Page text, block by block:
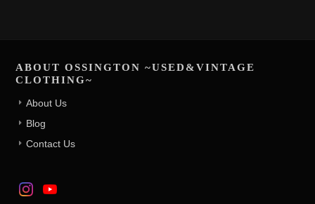
ABOUT OSSINGTON ~USED&VINTAGE
CLOTHING~
About Us
Blog
Contact Us